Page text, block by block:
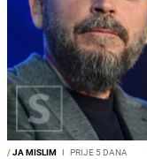
/JA MISLIM I PRIJE 5 DANA